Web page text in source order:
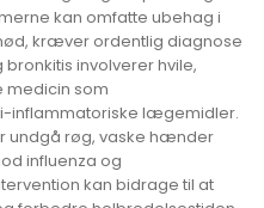
kan omfatte ubehag i
kræver ordentlig diagnose
involverer hvile,
medicin som
inflammatoriske lægemidler.
undgå røg, vaske hænder
influenza og
kan bidrage til at